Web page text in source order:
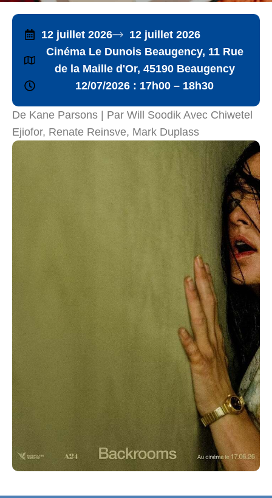
12 juillet 2026
12 juillet 2026
Cinéma Le Dunois Beaugency, 11 Rue
de la Maille d'Or, 45190 Beaugency
12/07/2026 : 17h00 – 18h30
De Kane Parsons | Par Will Soodik Avec Chiwetel
Ejiofor, Renate Reinsve, Mark Duplass